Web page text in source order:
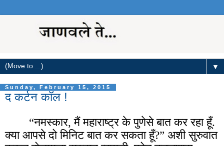
▼
Sunday, February 15, 2015
द कर्टन कॉल !
“नमस्कार, मैं महाराष्ट्र के पुणेसे बात कर रहाहूँ.
क्या आपसे दो मिनिट बात कर सकता हूँ?” अशी सुरुवात